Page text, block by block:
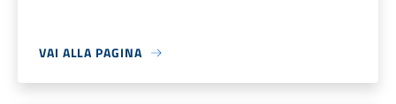
VAI ALLA PAGINA